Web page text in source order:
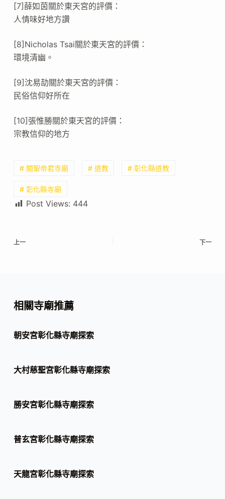
[7]薛如茵關於東天宮的評價：
人情味好地方讚
[8]Nicholas Tsai關於東天宮的評價：
環境清幽。
[9]沈易劼關於東天宮的評價：
民俗信仰好所在
[10]張惟勝關於東天宮的評價：
宗教信仰的地方
# 關聖帝君寺廟 # 道教 # 彰化縣道教
# 彰化縣寺廟
Post Views: 444
上一 下一
相關寺廟推薦
朝安宮彰化縣寺廟探索
大村慈聖宮彰化縣寺廟探索
勝安宮彰化縣寺廟探索
普玄宮彰化縣寺廟探索
天龍宮彰化縣寺廟探索